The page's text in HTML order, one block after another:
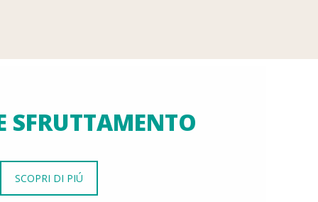
SFRUTTAMENTO
SCOPRI DI PIÚ